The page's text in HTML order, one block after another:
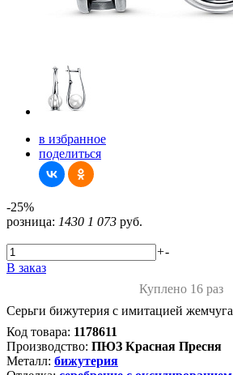
в избранное
поделиться
-25%
розница: 1430 1 073 руб.
+-
В заказ
Куплено 16 раз
Серьги бижутерия с имитацией жемчуга
Код товара: 1178611
Производство: ПЮЗ Красная Пресня
Металл: бижутерия